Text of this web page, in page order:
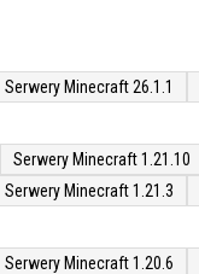
Serwery Minecraft 26.1.1
Serwery Minecraft 1.21.10
Serwery Minecraft 1.21.3
Serwery Minecraft 1.20.6